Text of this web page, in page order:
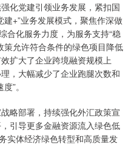
化党建引领业务发展，紧扣国
+”业务发展模式，聚焦作深做
合化服务力度，为服务支持“稳
策允许符合条件的绿色项目降低
扩大了企业跨境融资规模上
，大幅减少了企业跑腿次数和
”。
略部署，持续强化外汇政策宣
引导更多金融资源流入绿色低
实体经济绿色转型和高质量发